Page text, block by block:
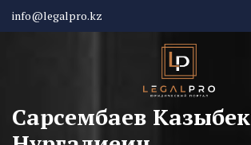
info@legalpro.kz
Сарсембаев Казыбек